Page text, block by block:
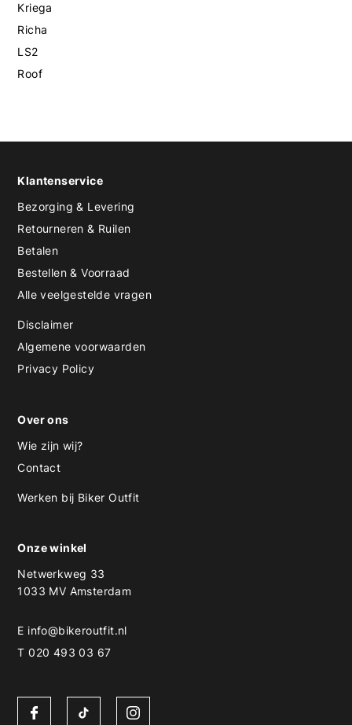
Kriega
Richa
LS2
Roof
Klantenservice
Bezorging & Levering
Retourneren & Ruilen
Betalen
Bestellen & Voorraad
Alle veelgestelde vragen
Disclaimer
Algemene voorwaarden
Privacy Policy
Over ons
Wie zijn wij?
Contact
Werken bij Biker Outfit
Onze winkel
Netwerkweg 33
1033 MV Amsterdam
E info@bikeroutfit.nl
T 020 493 03 67